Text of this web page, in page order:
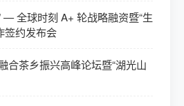
— 全球时刻 A+ 轮战略融资暨“生
签约发布会
合茶乡振兴高峰论坛暨“湖光山